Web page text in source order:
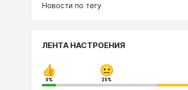
Новости по тегу
ЛЕНТА НАСТРОЕНИЯ
0% 25%